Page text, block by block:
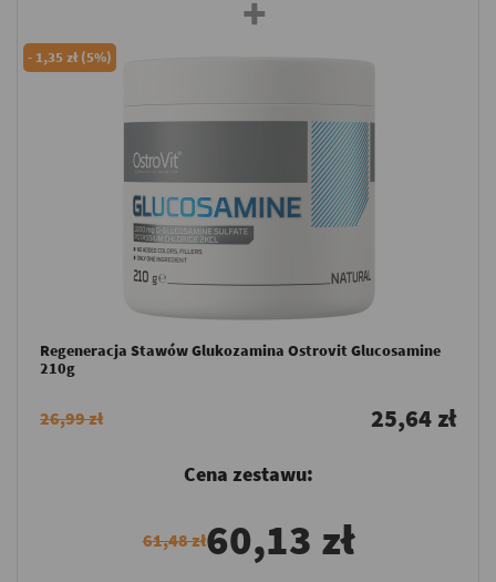
- 1,35 zł (5%)
Regeneracja Stawów Glukozamina Ostrovit Glucosamine
210g
26,99 zł 25,64 zł
Cena zestawu:
61,48 zł60,13 zł